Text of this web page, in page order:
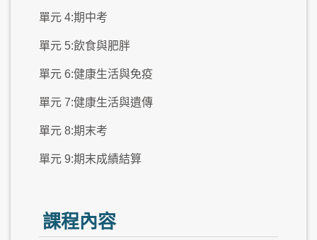
單元 4:期中考
單元 5:飲食與肥胖
單元 6:健康生活與免疫
單元 7:健康生活與遺傳
單元 8:期末考
單元 9:期末成績結算
課程內容